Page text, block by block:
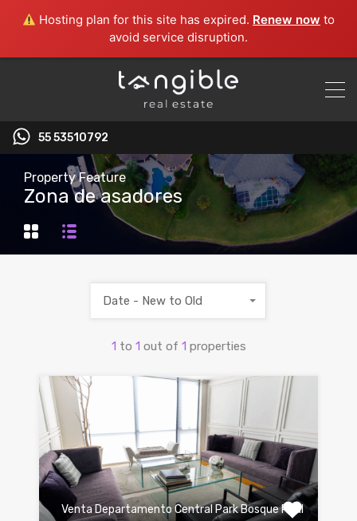
Hosting plan for this site has expired. Renew now to
avoid service disruption.
55 53510792‬
Property Feature
Zona de asadores
1 to 1 out of 1 properties
Date - New to Old
Venta Departamento Central Park Bosque Real